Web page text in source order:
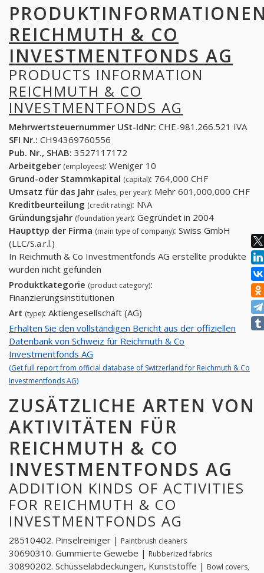
REICHMUTH & CO
INVESTMENTFONDS AG
PRODUCTS INFORMATION
REICHMUTH & CO
INVESTMENTFONDS AG
Mehrwertsteuernummer USt-IdNr: CHE-981.266.521 IVA
SFI Nr.: CH94369760556
Pub. Nr., SHAB: 3527117172
Arbeitgeber (employees): Weniger 10
Grund-oder Stammkapital (capital): 764,000 CHF
Umsatz für das Jahr (sales, per year): Mehr 601,000,000 CHF
Kreditbeurteilung (credit rating): N\A
Gründungsjahr (foundation year): Gegründet in 2004
Haupttyp der Firma (main type of company): Swiss GmbH
(LLC/S.a.r.l.)
In Reichmuth & Co Investmentfonds AG erstellte produkte
wurden nicht gefunden
Produktkategorie (product category):
Finanzierungsinstitutionen
Art (type): Aktiengesellschaft (AG)
Erhalten Sie den vollständigen Bericht aus der offiziellen
Datenbank von Schweiz für Reichmuth & Co
Investmentfonds AG
(Get full report from official database of Switzerland for Reichmuth & Co
Investmentfonds AG)
ZUSÄTZLICHE ARTEN VON
AKTIVITÄTEN FÜR
REICHMUTH & CO
INVESTMENTFONDS AG
ADDITION KINDS OF ACTIVITIES
FOR REICHMUTH & CO
INVESTMENTFONDS AG
28510402. Pinselreiniger | Paintbrush cleaners
30690310. Gummierte Gewebe | Rubberized fabrics
30890202. Schüsselabdeckungen, Kunststoffe | Bowl covers,